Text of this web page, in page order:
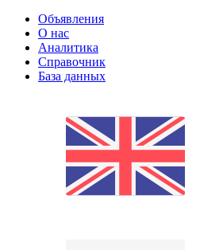
Объявления
О нас
Аналитика
Справочник
База данных